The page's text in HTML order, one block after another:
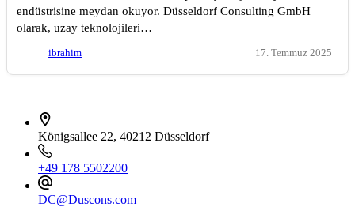
endüstrisine meydan okuyor. Düsseldorf Consulting GmbH
olarak, uzay teknolojileri…
ibrahim 17. Temmuz 2025
Königsallee 22, 40212 Düsseldorf
+49 178 5502200
DC@Duscons.com